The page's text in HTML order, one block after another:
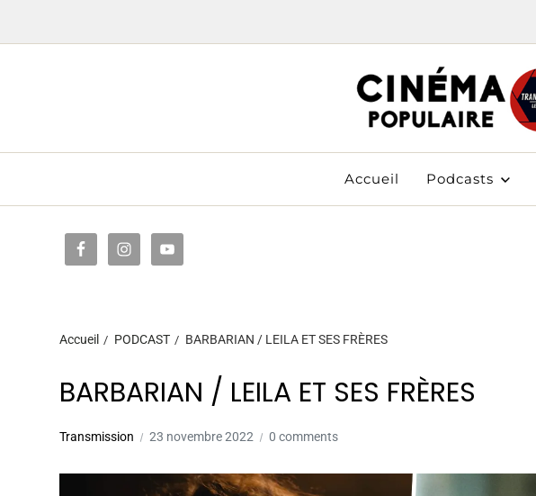
Accueil Podcasts
Accueil PODCAST BARBARIAN / LEILA ET SES FRÈRES
BARBARIAN / LEILA ET SES FRÈRES
Transmission 23 novembre 2022 0 comments